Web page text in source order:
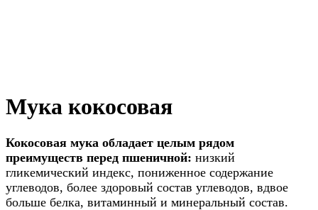
Мука кокосовая
Кокосовая мука обладает целым рядом
преимуществ перед пшеничной: низкий
гликемический индекс, пониженное содержание
углеводов, более здоровый состав углеводов, вдвое
больше белка, витаминный и минеральный состав.